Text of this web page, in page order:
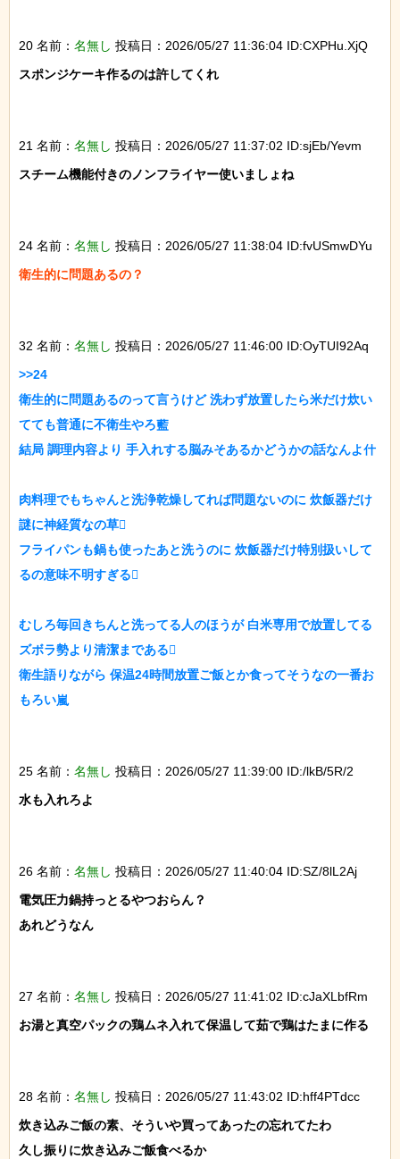
20 名前： 名無し 投稿日：2026/05/27 11:36:04 ID:CXPHu.XjQ
スポンジケーキ作るのは許してくれ
21 名前： 名無し 投稿日：2026/05/27 11:37:02 ID:sjEb/Yevm
スチーム機能付きのノンフライヤー使いましょね
24 名前： 名無し 投稿日：2026/05/27 11:38:04 ID:fvUSmwDYu
衛生的に問題あるの？
32 名前： 名無し 投稿日：2026/05/27 11:46:00 ID:OyTUI92Aq
>>24
衛生的に問題あるのって言うけど 洗わず放置したら米だけ炊い
てても普通に不衛生やろ藍
結局 調理内容より 手入れする脳みそあるかどうかの話なんよ什
肉料理でもちゃんと洗浄乾燥してれば問題ないのに 炊飯器だけ
謎に神経質なの草
フライパンも鍋も使ったあと洗うのに 炊飯器だけ特別扱いして
るの意味不明すぎる
むしろ毎回きちんと洗ってる人のほうが 白米専用で放置してる
ズボラ勢より清潔まである
衛生語りながら 保温24時間放置ご飯とか食ってそうなの一番お
もろい嵐
25 名前： 名無し 投稿日：2026/05/27 11:39:00 ID:/lkB/5R/2
水も入れろよ
26 名前： 名無し 投稿日：2026/05/27 11:40:04 ID:SZ/8lL2Aj
電気圧力鍋持っとるやつおらん？
あれどうなん
27 名前： 名無し 投稿日：2026/05/27 11:41:02 ID:cJaXLbfRm
お湯と真空パックの鶏ムネ入れて保温して茹で鶏はたまに作る
28 名前： 名無し 投稿日：2026/05/27 11:43:02 ID:hff4PTdcc
炊き込みご飯の素、そういや買ってあったの忘れてたわ
久し振りに炊き込みご飯食べるか